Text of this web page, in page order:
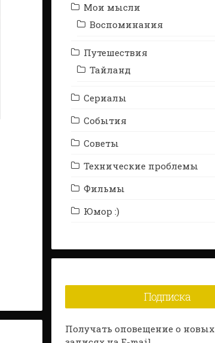
Мои мысли
Воспоминания
Путешествия
Тайланд
Сериалы
События
Советы
Технические проблемы
Фильмы
Юмор :)
Подписка
Получать оповещение о новых